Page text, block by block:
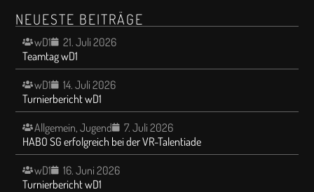
NEUESTE BEITRÄGE
wD1
21. Juli 2026
Teamtag wD1
wD1
14. Juli 2026
Turnierbericht wD1
Allgemein,Jugend
7. Juli 2026
HABO SG erfolgreich bei der VR-Talentiade
wD1
16. Juni 2026
Turnierbericht wD1